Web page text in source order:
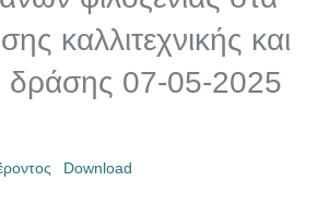
καλλιτεχνικής και
δράσης 07-05-2025
Download